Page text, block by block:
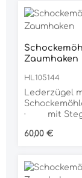
Zaumhaken
HL105144
Lederzügel
· mit
Regulärer
60,00 €